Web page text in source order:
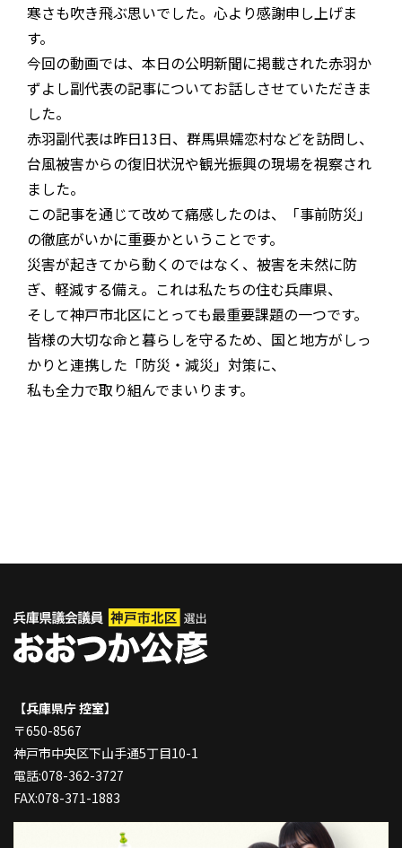
寒さも吹き飛ぶ思いでした。心より感謝申し上げま
す。
今回の動画では、本日の公明新聞に掲載された赤羽か
ずよし副代表の記事についてお話しさせていただきま
した。
赤羽副代表は昨日13日、群馬県嬬恋村などを訪問し、
台風被害からの復旧状況や観光振興の現場を視察され
ました。
この記事を通じて改めて痛感したのは、「事前防災」
の徹底がいかに重要かということです。
災害が起きてから動くのではなく、被害を未然に防
ぎ、軽減する備え。これは私たちの住む兵庫県、
そして神戸市北区にとっても最重要課題の一つです。
皆様の大切な命と暮らしを守るため、国と地方がしっ
かりと連携した「防災・減災」対策に、
私も全力で取り組んでまいります。
【兵庫県庁 控室】
〒650-8567
神戸市中央区下山手通5丁目10-1
電話:078-362-3727
FAX:078-371-1883